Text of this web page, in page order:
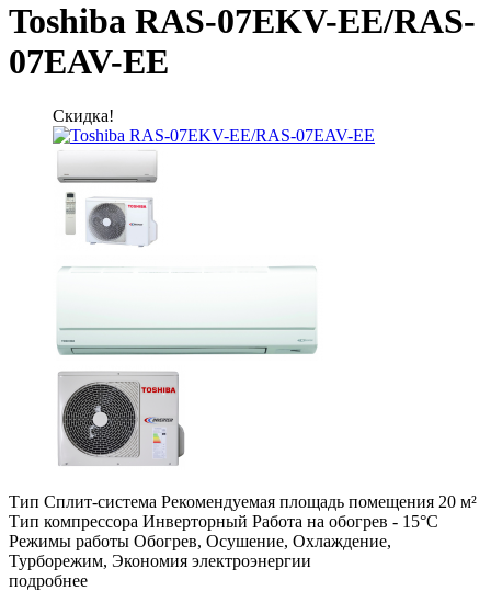
Toshiba RAS-07EKV-EE/RAS-
07EAV-EE
Скидка!
Тип Сплит-система Рекомендуемая площадь помещения 20 м²
Тип компрессора Инверторный Работа на обогрев - 15°C
Режимы работы Обогрев, Осушение, Охлаждение,
Турборежим, Экономия электроэнергии
подробнее